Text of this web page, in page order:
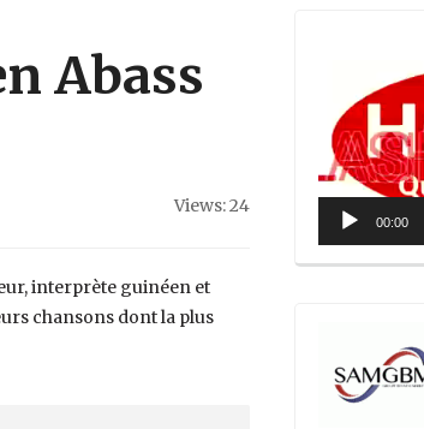
Abass
Views: 24
interprète guinéen et
chansons dont la plus
00:00